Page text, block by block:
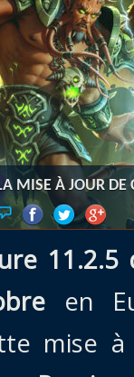
Coeur
Races
alliées
des îles
le vol
MISE À JOUR DE
en
mise